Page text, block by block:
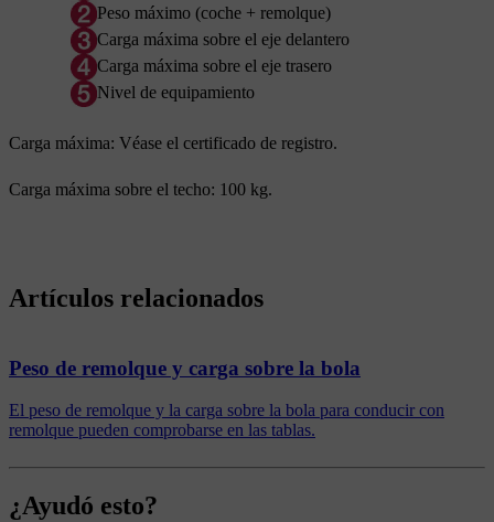
Peso máximo (coche + remolque)
Carga máxima sobre el eje delantero
Carga máxima sobre el eje trasero
Nivel de equipamiento
Carga máxima: Véase el certificado de registro.
Carga máxima sobre el techo: 100 kg.
Artículos relacionados
Peso de remolque y carga sobre la bola
El peso de remolque y la carga sobre la bola para conducir con
remolque pueden comprobarse en las tablas.
¿Ayudó esto?